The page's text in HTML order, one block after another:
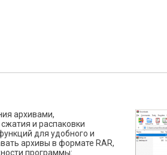
архивами,
и распаковки
для удобного и
архивы в формате RAR,
программы: